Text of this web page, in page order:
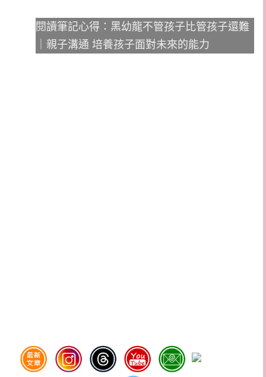
閱讀筆記心得：黑幼龍不管孩子比管孩子還難
｜親子溝通 培養孩子面對未來的能力